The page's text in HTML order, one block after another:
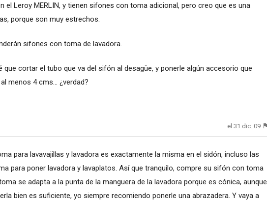
el Leroy MERLIN, y tienen sifones con toma adicional, pero creo que es una
porque son muy estrechos.
sifones con toma de lavadora.
que cortar el tubo que va del sifón al desagüe, y ponerle algún accesorio que
menos 4 cms... ¿verdad?
el 31 dic. 09
para lavavajillas y lavadora es exactamente la misma en el sidón, incluso las
para poner lavadora y lavaplatos. Así que tranquilo, compre su sifón con toma
se adapta a la punta de la manguera de la lavadora porque es cónica, aunque
bien es suficiente, yo siempre recomiendo ponerle una abrazadera. Y vaya a